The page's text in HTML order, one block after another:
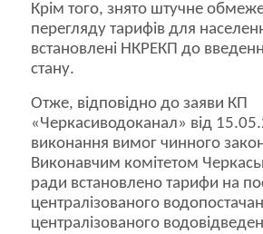
Крім того, знято штучне
перегляду тарифів для
встановлені НКРЕКП до
стану.
Отже, відповідно до заяви КП
«Черкасиводоканал» від
виконання вимог чинного
Виконавчим комітетом
ради встановлено тарифи на
централізованого
централізованого